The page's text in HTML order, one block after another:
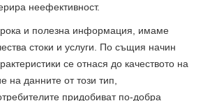
неефективност.
и полезна информация, имаме
стоки и услуги. По същия начин
се отнася до качеството на
на данните от този тип,
придобиват по-добра